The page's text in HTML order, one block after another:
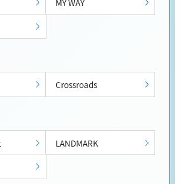
Crossroads
LANDMARK